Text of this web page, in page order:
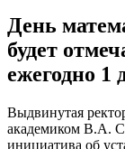
День
будет
ежегодно 1
Выдвинутая
академиком В.А.
инициатива об